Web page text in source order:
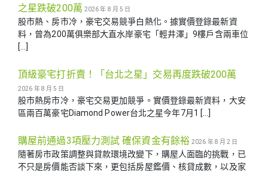
之星跌破200萬 2026 年 8 月 5 日
股市熱、房市冷，豪宅交易競爭白熱化。據實價登錄最新資
料，曾為200萬俱樂部大直水岸豪宅「輕井澤」9樓戶含兩車位
[…]
頂級豪宅打折賣！「台北之星」交易再度跌破200萬
2026 年 8 月 5 日
股市熱房市冷，豪宅交易更加競爭。實價登錄最新資料，大安
區兩百萬豪宅Diamond Power台北之星今年7月1 […]
購屋前通過3項壓力測試 確保資金有餘裕 2026 年 8 月 2 日
隨著房市政策調整與貸款環境改變下，購屋人面臨的挑戰，已
不只是房價能否談下來，更包括房屋鑑價、核貸成數，以及家